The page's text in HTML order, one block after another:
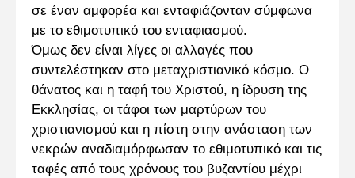
σε έναν αμφορέα και ενταφιάζονταν σύμφωνα
με το εθιμοτυπικό του ενταφιασμού.
Όμως δεν είναι λίγες οι αλλαγές που
συντελέστηκαν στο μεταχριστιανικό κόσμο. Ο
θάνατος και η ταφή του Χριστού, η ίδρυση της
Εκκλησίας, οι τάφοι των μαρτύρων του
χριστιανισμού και η πίστη στην ανάσταση των
νεκρών αναδιαμόρφωσαν το εθιμοτυπικό και τις
ταφές από τους χρόνους του βυζαντίου μέχρι